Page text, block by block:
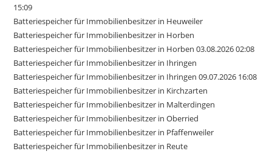
15:09
Batteriespeicher für Immobilienbesitzer in Heuweiler
Batteriespeicher für Immobilienbesitzer in Horben
Batteriespeicher für Immobilienbesitzer in Horben 03.08.2026 02:08
Batteriespeicher für Immobilienbesitzer in Ihringen
Batteriespeicher für Immobilienbesitzer in Ihringen 09.07.2026 16:08
Batteriespeicher für Immobilienbesitzer in Kirchzarten
Batteriespeicher für Immobilienbesitzer in Malterdingen
Batteriespeicher für Immobilienbesitzer in Oberried
Batteriespeicher für Immobilienbesitzer in Pfaffenweiler
Batteriespeicher für Immobilienbesitzer in Reute